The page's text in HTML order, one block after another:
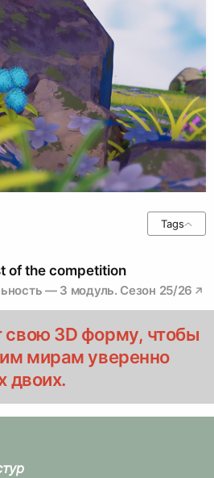
Tags
of the competition
— 3 модуль. Сезон 25/26
свою 3D форму, чтобы
мирам уверенно
двоих.